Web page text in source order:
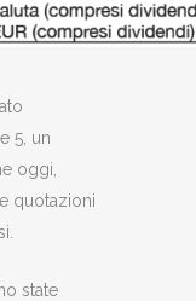
5, un
oggi,
quotazioni
state